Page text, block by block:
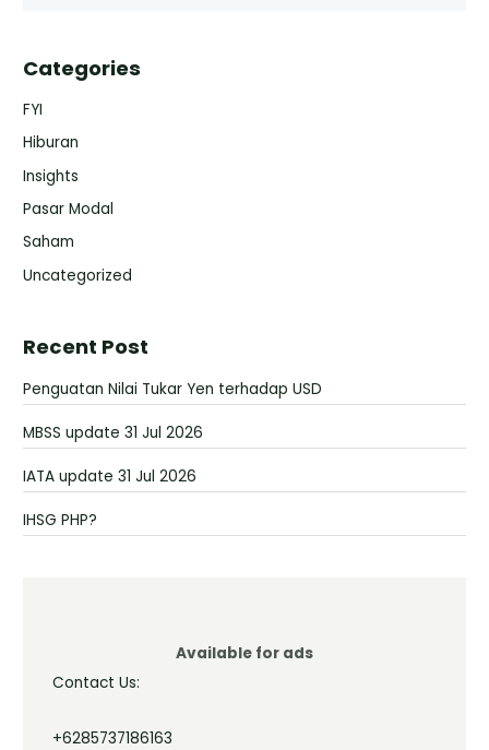
Categories
FYI
Hiburan
Insights
Pasar Modal
Saham
Uncategorized
Recent Post
Penguatan Nilai Tukar Yen terhadap USD
MBSS update 31 Jul 2026
IATA update 31 Jul 2026
IHSG PHP?
Available for ads
Contact Us:
+6285737186163